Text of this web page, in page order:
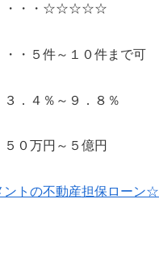
・・・・☆☆☆☆☆
・５件～１０件まで可
．４％～９．８％
０万円～５億円
ントの不動産担保ローン☆